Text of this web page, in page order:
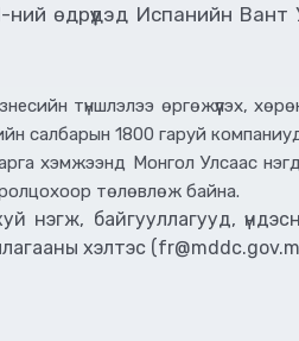
өдрүүдэд Испанийн Вант
түншлэлээ өргөжүүлэх,
салбарын 1800 гаруй
хэмжээнд Монгол Улсаас
төлөвлөж байна.
байгууллагууд,
хэлтэс